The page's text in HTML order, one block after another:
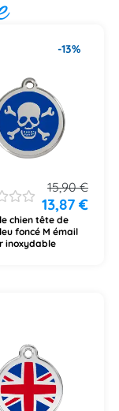
-13%
15,90€
13,87€
chien tête de
foncé M émail
inoxydable